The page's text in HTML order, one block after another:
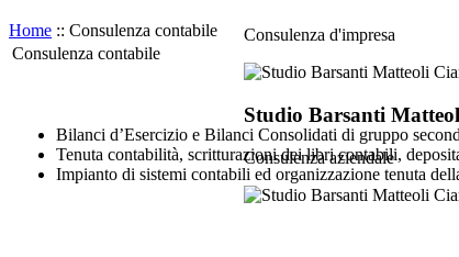
Consulenza d'impresa
Studio Barsanti
Consulenza aziendale
Home :: Consulenza contabile
Consulenza contabile
Bilanci d’Esercizio e Bilanci Consolidati di gruppo
Tenuta contabilità, scritturazioni dei libri contabili,
Impianto di sistemi contabili ed organizzazione tenuta